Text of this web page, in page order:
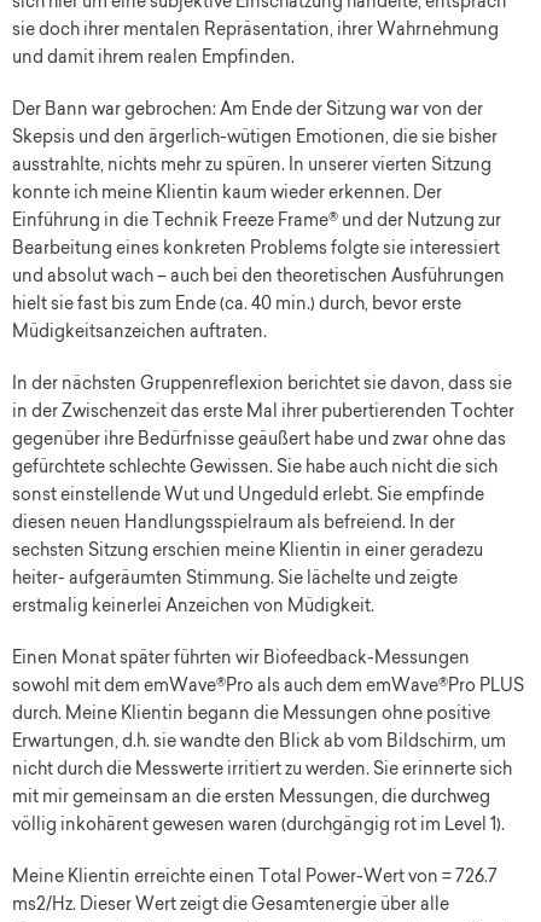
sie doch ihrer mentalen Repräsentation, ihrer Wahrnehmung
und damit ihrem realen Empfinden.
Der Bann war gebrochen: Am Ende der Sitzung war von der
Skepsis und den ärgerlich-wütigen Emotionen, die sie bisher
ausstrahlte, nichts mehr zu spüren. In unserer vierten Sitzung
konnte ich meine Klientin kaum wieder erkennen. Der
Einführung in die Technik Freeze Frame® und der Nutzung zur
Bearbeitung eines konkreten Problems folgte sie interessiert
und absolut wach – auch bei den theoretischen Ausführungen
hielt sie fast bis zum Ende (ca. 40 min.) durch, bevor erste
Müdigkeitsanzeichen auftraten.
In der nächsten Gruppenreflexion berichtet sie davon, dass sie
in der Zwischenzeit das erste Mal ihrer pubertierenden Tochter
gegenüber ihre Bedürfnisse geäußert habe und zwar ohne das
gefürchtete schlechte Gewissen. Sie habe auch nicht die sich
sonst einstellende Wut und Ungeduld erlebt. Sie empfinde
diesen neuen Handlungsspielraum als befreiend. In der
sechsten Sitzung erschien meine Klientin in einer geradezu
heiter- aufgeräumten Stimmung. Sie lächelte und zeigte
erstmalig keinerlei Anzeichen von Müdigkeit.
Einen Monat später führten wir Biofeedback-Messungen
sowohl mit dem emWave®Pro als auch dem emWave®Pro PLUS
durch. Meine Klientin begann die Messungen ohne positive
Erwartungen, d.h. sie wandte den Blick ab vom Bildschirm, um
nicht durch die Messwerte irritiert zu werden. Sie erinnerte sich
mit mir gemeinsam an die ersten Messungen, die durchweg
völlig inkohärent gewesen waren (durchgängig rot im Level 1).
Meine Klientin erreichte einen Total Power-Wert von = 726.7
ms2/Hz. Dieser Wert zeigt die Gesamtenergie über alle